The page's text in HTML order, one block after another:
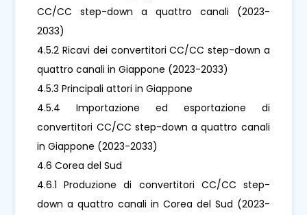
CC/CC step-down a quattro canali (2023-
2033)
4.5.2 Ricavi dei convertitori CC/CC step-down a
quattro canali in Giappone (2023-2033)
4.5.3 Principali attori in Giappone
4.5.4 Importazione ed esportazione di
convertitori CC/CC step-down a quattro canali
in Giappone (2023-2033)
4.6 Corea del Sud
4.6.1 Produzione di convertitori CC/CC step-
down a quattro canali in Corea del Sud (2023-